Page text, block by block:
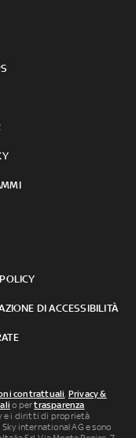
DI ACCESSIBILITÀ
contrattuali, Privacy &
o pertrasparenza
e i diritti di proprietà
international AG e sono